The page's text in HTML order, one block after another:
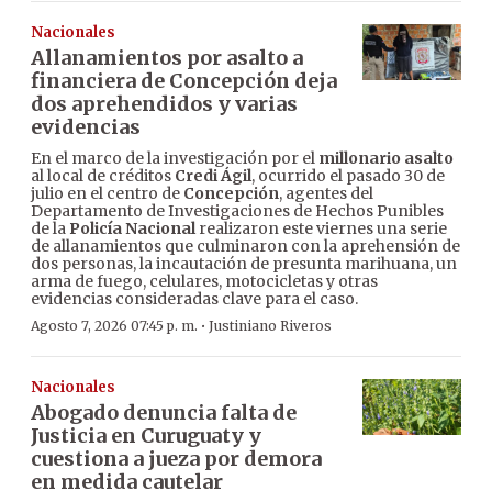
Nacionales
Allanamientos por asalto a
financiera de Concepción deja
dos aprehendidos y varias
evidencias
En el marco de la investigación por el millonario asalto
al local de créditos Credi Ágil, ocurrido el pasado 30 de
julio en el centro de Concepción, agentes del
Departamento de Investigaciones de Hechos Punibles
de la Policía Nacionalrealizaron este viernes una serie
de allanamientos que culminaron con la aprehensión de
dos personas, la incautación de presunta marihuana, un
arma de fuego, celulares, motocicletas y otras
evidencias consideradas clave para el caso.
Agosto 7, 2026 07:45 p. m. · Justiniano Riveros
Nacionales
Abogado denuncia falta de
Justicia en Curuguaty y
cuestiona a jueza por demora
en medida cautelar